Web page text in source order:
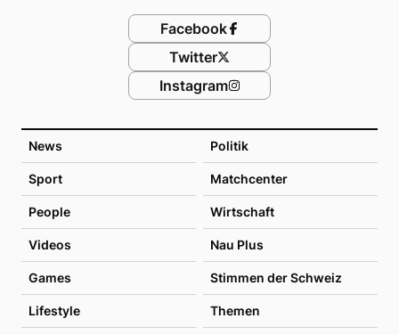
News Politik
Sport Matchcenter
People Wirtschaft
Videos Nau Plus
Games Stimmen der Schweiz
Lifestyle Themen
Facebook
Twitter
Instagram